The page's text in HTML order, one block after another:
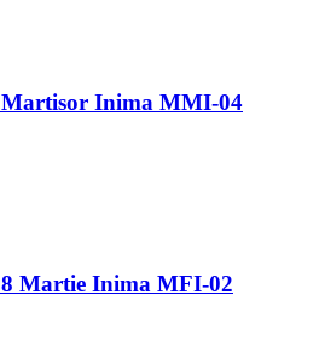
Martisor Inima MMI-04
Martie Inima MFI-02